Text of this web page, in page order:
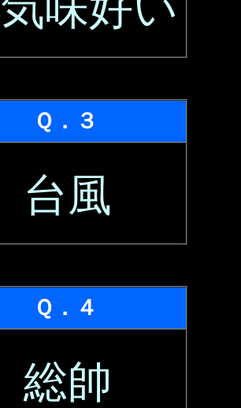
Ｑ．３
台風
Ｑ．４
総帥